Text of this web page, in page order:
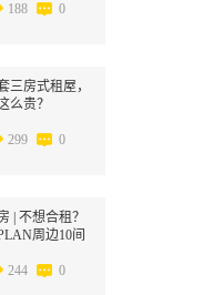
188 0
三房式租屋，
么贵？
299 0
| 不想合租？
周边10间
244 0